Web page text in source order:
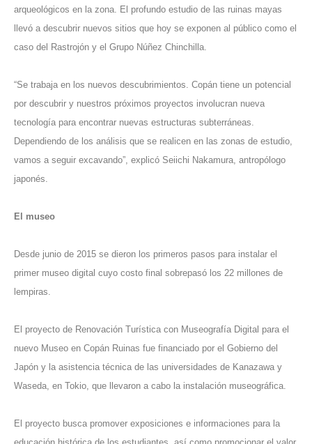
arqueológicos en la zona. El profundo estudio de las ruinas mayas
llevó a descubrir nuevos sitios que hoy se exponen al público como el
caso del Rastrojón y el Grupo Núñez Chinchilla.
“Se trabaja en los nuevos descubrimientos. Copán tiene un potencial
por descubrir y nuestros próximos proyectos involucran nueva
tecnología para encontrar nuevas estructuras subterráneas.
Dependiendo de los análisis que se realicen en las zonas de estudio,
vamos a seguir excavando”, explicó Seiichi Nakamura, antropólogo
japonés.
El museo
Desde junio de 2015 se dieron los primeros pasos para instalar el
primer museo digital cuyo costo final sobrepasó los 22 millones de
lempiras.
El proyecto de Renovación Turística con Museografía Digital para el
nuevo Museo en Copán Ruinas fue financiado por el Gobierno del
Japón y la asistencia técnica de las universidades de Kanazawa y
Waseda, en Tokio, que llevaron a cabo la instalación museográfica.
El proyecto busca promover exposiciones e informaciones para la